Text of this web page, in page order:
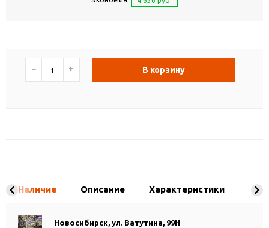
− + В корзину
Наличие Описание Характеристики
Новосибирск, ул. Ватутина, 99Н